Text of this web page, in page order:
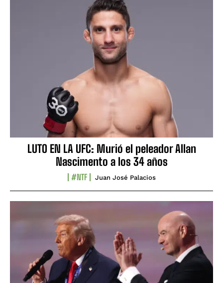
LUTO EN LA UFC: Murió el peleador Allan
Nascimento a los 34 años
#NTF Juan José Palacios